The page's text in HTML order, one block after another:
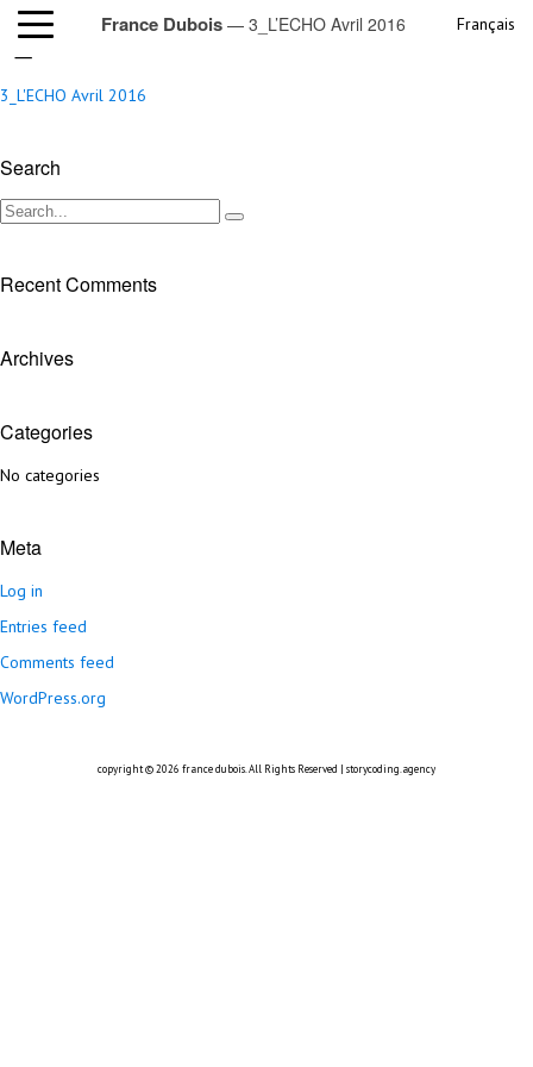
France Dubois — 3_L’ECHO Avril 2016 Français
3_L’ECHO Avril 2016
3_L'ECHO Avril 2016
Search
Recent Comments
Archives
Categories
No categories
Meta
Log in
Entries feed
Comments feed
WordPress.org
copyright © 2026 france dubois . All Rights Reserved | storycoding.agency